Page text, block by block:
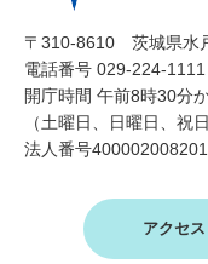
〒310-8610 茨城県水
電話番号 029-224-1111
開庁時間 午前8時30分
（土曜日、日曜日、祝
法人番号
アクセス